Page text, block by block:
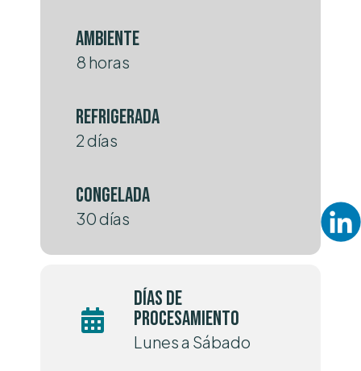
Ambiente
8 horas
Refrigerada
2 días
Congelada
30 días
Días de
procesamiento
Lunes a Sábado